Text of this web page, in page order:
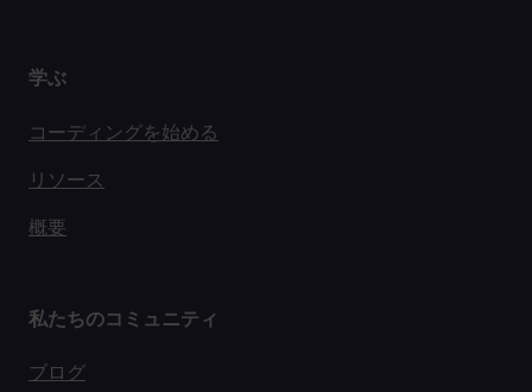
学ぶ
コーディングを始める
リソース
概要
私たちのコミュニティ
ブログ